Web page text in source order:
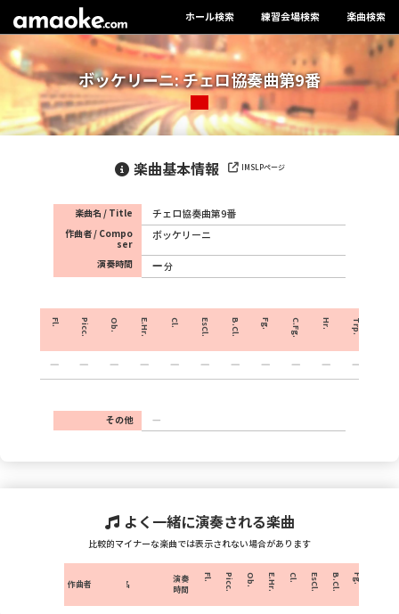
ホール検索 練習会場検索 楽曲検索
ボッケリーニ: チェロ協奏曲第9番
楽曲基本情報 IMSLPページ
楽曲名 / Title チェロ協奏曲第9番
作曲者 / Compo
ser
ボッケリーニ
演奏時間 分
Fl. Picc. Ob. E.Hr. Cl. EsCl. B.Cl. Fg. C.Fg. Hr. Trp.
その他
よく一緒に演奏される楽曲
比較的マイナーな楽曲では表示されない場合があります
作曲者 楽曲名
演奏
時間
Fl. Picc. Ob. E.Hr. Cl. EsCl. B.Cl. Fg.